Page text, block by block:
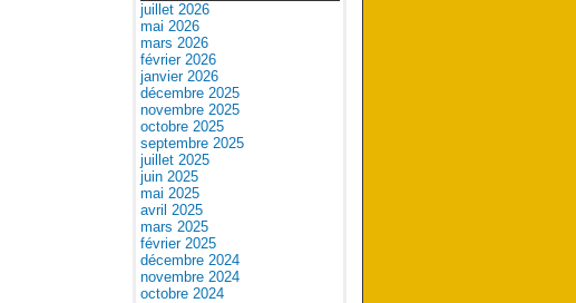
juillet 2026
mai 2026
mars 2026
février 2026
janvier 2026
décembre 2025
novembre 2025
octobre 2025
septembre 2025
juillet 2025
juin 2025
mai 2025
avril 2025
mars 2025
février 2025
décembre 2024
novembre 2024
octobre 2024